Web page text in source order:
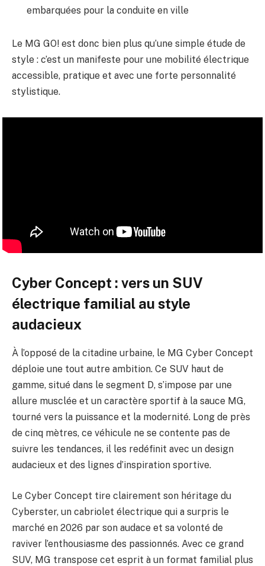
embarquées pour la conduite en ville
Le MG GO! est donc bien plus qu’une simple étude de
style : c’est un manifeste pour une mobilité électrique
accessible, pratique et avec une forte personnalité
stylistique.
Cyber Concept : vers un SUV
électrique familial au style
audacieux
À l’opposé de la citadine urbaine, le MG Cyber Concept
déploie une tout autre ambition. Ce SUV haut de
gamme, situé dans le segment D, s’impose par une
allure musclée et un caractère sportif à la sauce MG,
tourné vers la puissance et la modernité. Long de près
de cinq mètres, ce véhicule ne se contente pas de
suivre les tendances, il les redéfinit avec un design
audacieux et des lignes d’inspiration sportive.
Le Cyber Concept tire clairement son héritage du
Cyberster, un cabriolet électrique qui a surpris le
marché en 2026 par son audace et sa volonté de
raviver l’enthousiasme des passionnés. Avec ce grand
SUV, MG transpose cet esprit à un format familial plus